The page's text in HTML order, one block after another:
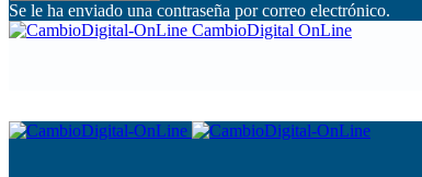
Se le ha enviado una contraseña por correo electrónico.
CambioDigital OnLine